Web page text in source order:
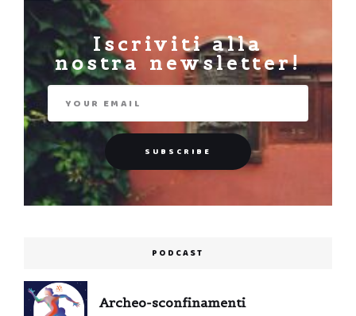
Iscriviti alla
nostra newsletter!
PODCAST
Archeo-sconfinamenti